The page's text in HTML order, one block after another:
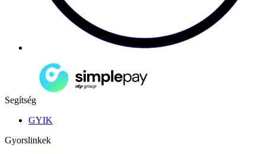
Segítség
GYIK
Gyorslinkek